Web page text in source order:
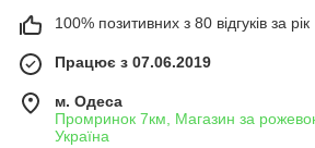
100% позитивних з 80 відгуків за рік
Працює з 07.06.2019
м. Одеса
Промринок 7км, Магазин за
Україна